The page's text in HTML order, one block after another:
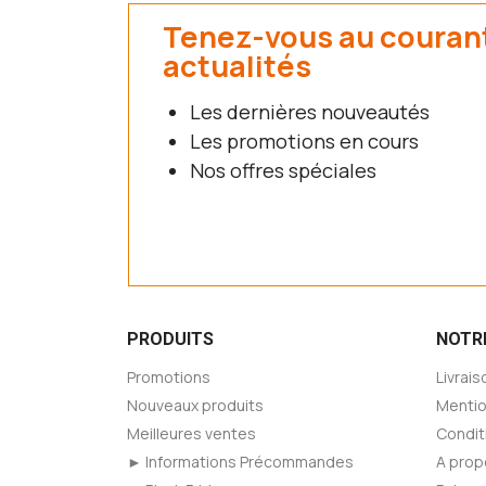
Tenez-vous au
actualités
Les dernières nouveautés
Les promotions en cours
Nos offres spéciales
PRODUITS
Promotions
Nouveaux produits
Meilleures ventes
► Informations Précommandes
A